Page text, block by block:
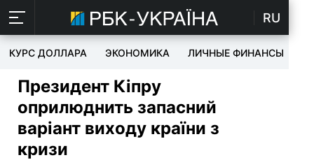
RU
КУРС ДОЛЛАРА ЭКОНОМИКА ЛИЧНЫЕ ФИНАНСЫ
Президент Кіпру
оприлюднить запасний
варіант виходу країни з
кризи